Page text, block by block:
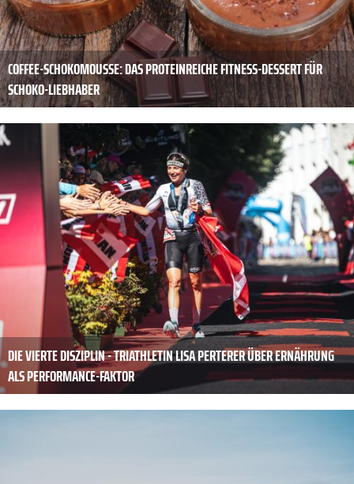
COFFEE-SCHOKOMOUSSE: DAS PROTEINREICHE FITNESS-DESSERT FÜR
SCHOKO-LIEBHABER
DIE VIERTE DISZIPLIN - TRIATHLETIN LISA PERTERER ÜBER ERNÄHRUNG
ALS PERFORMANCE-FAKTOR